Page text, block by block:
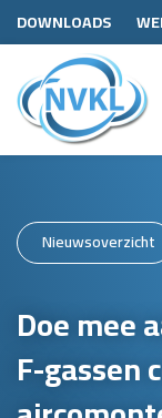
DOWNLOADS
Nieuwsoverzicht
Doe mee
F-gassen